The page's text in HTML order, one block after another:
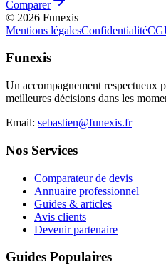
Comparer
© 2026 Funexis
Mentions légalesConfidentialité
Funexis
Un accompagnement respectueux
meilleures décisions dans les
Email: sebastien@funexis.fr
Nos Services
Comparateur de devis
Annuaire professionnel
Guides & articles
Avis clients
Devenir partenaire
Guides Populaires